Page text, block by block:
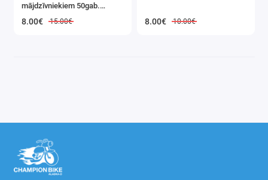
mājdzīvniekiem 50gab.
8.00€ 15.00€ 8.00€ 10.00€